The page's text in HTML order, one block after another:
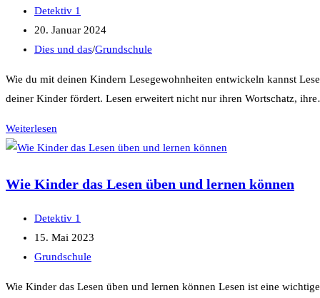
Beitrags-
Autor:
Detektiv 1
Beitrag
veröffentlicht:
20. Januar 2024
Beitrags-
Dies und das/Grundschule
Wie du mit deinen Kindern Lesegewohnheiten entwickeln kannst
deiner Kinder fördert. Lesen erweitert nicht nur ihren Wortschatz,
Weiterlesen
du
deinen
Lesegewohnheiten
entwickeln
kannst
Wie Kinder das Lesen üben und lernen können
Beitrags-
Autor:
Detektiv 1
Beitrag
veröffentlicht:
15. Mai 2023
Beitrags-
Grundschule
Wie Kinder das Lesen üben und lernen können Lesen ist eine